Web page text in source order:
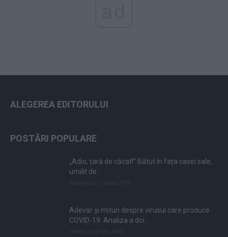
ALEGEREA EDITORULUI
POSTĂRI POPULARE
„Adio, țară de căcat!” Bătut în fața casei sale,
umilit de...
Adevăr și mituri despre virusul care produce
COVID-19. Analiza a doi...